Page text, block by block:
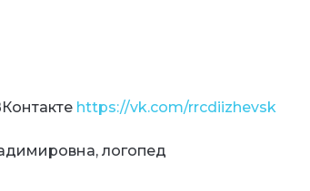
https://vk.com/rrcdiizhevsk
логопед